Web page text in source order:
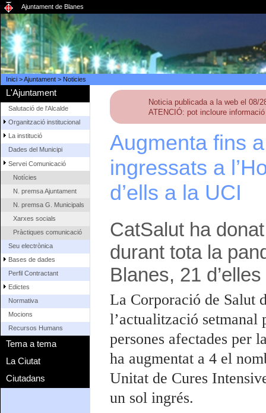
Ajuntament de Blanes
Inici>Ajuntament> Noticies
L'Ajuntament
Salutació de l'Alcalde
Organització institucional
La institució
Dades del Municipi
Servei Comunicació
Notícies
N. premsa Ajuntament
N. premsa G. Municipals
Xarxes socials
Pràctiques comunicació
Seu electrònica
Bases de dades
Perfil Contractant
Edictes
Normativa
Mocions
Recursos Humans
Tema a tema
La Ciutat
Ciutadans
Noticia publicada a la web el 08/
ATENCIÓ: pot incloure
Augmenta fins
ingressats a
d’ells a la UCI
CatSalut ha
durant tota la
Blanes, 21
La Corporació de Salut
l’actualització setmanal
persones afectades per
ha augmentat a 4 el
Unitat de Cures
un sol ingrés.